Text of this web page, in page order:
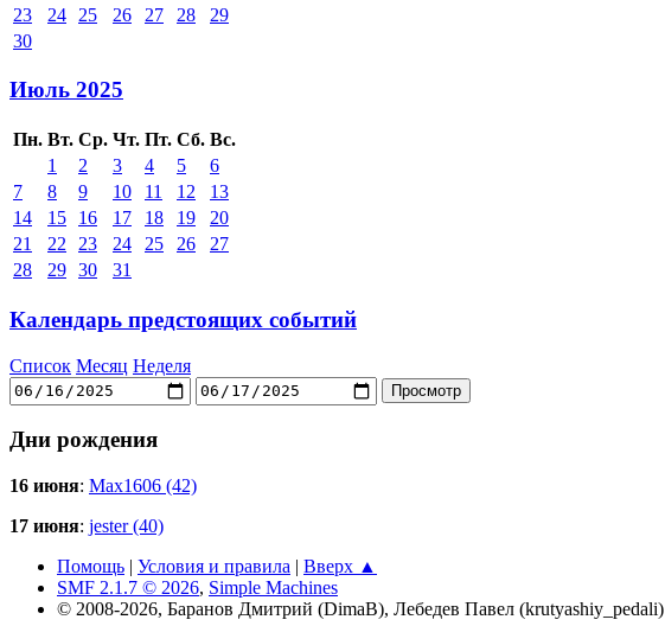
23
24 25 26 27 28
29
30
Июль 2025
Пн. Вт. Ср. Чт. Пт. Сб. Вс.
1
2 3 4 5
6
7
8 9 10 11 12
13
14
15 16 17 18 19
20
21
22 23 24 25 26
27
28
29 30 31
Календарь предстоящих событий
Список Месяц Неделя
Дни рождения
16 июня: Max1606 (42)
17 июня: jester (40)
Помощь | Условия и правила | Вверх ▲
SMF 2.1.7 © 2026, Simple Machines
© 2008-2026, Баранов Дмитрий (DimaB), Лебедев Павел (krutyashiy_pedali)